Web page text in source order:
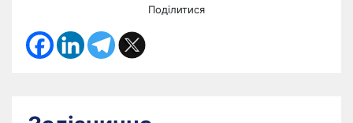
Поділитися